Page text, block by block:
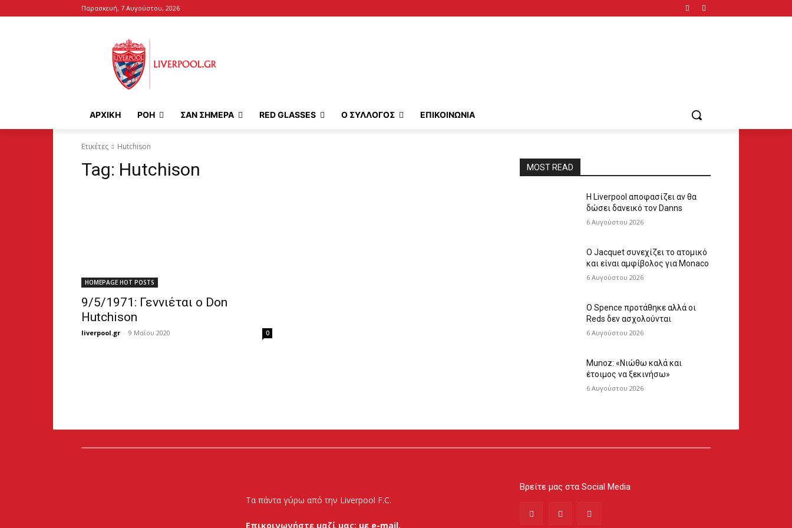
Παρασκευή, 7 Αυγούστου, 2026
ΑΡΧΙΚΉ ΡΟΗ ΣΑΝ ΣΗΜΕΡΑ RED GLASSES Ο ΣΥΛΛΟΓΟΣ ΕΠΙΚΟΙΝΩΝΙΑ
Ετικέτες Hutchison
Tag: Hutchison
HOMEPAGE HOT POSTS
9/5/1971: Γεννιέται ο Don
Hutchison
liverpool.gr - 9 Μαΐου 2020 0
MOST READ
Η Liverpool αποφασίζει αν θα
δώσει δανεικό τον Danns
6 Αυγούστου 2026
Ο Jacquet συνεχίζει το ατομικό
και είναι αμφίβολος για Monaco
6 Αυγούστου 2026
Ο Spence προτάθηκε αλλά οι
Reds δεν ασχολούνται
6 Αυγούστου 2026
Munoz: «Νιώθω καλά και
έτοιμος να ξεκινήσω»
6 Αυγούστου 2026
Τα πάντα γύρω από την Liverpool F.C.
Επικοινωνήστε μαζί μας: με e-mail.
Βρείτε μας στα Social Media